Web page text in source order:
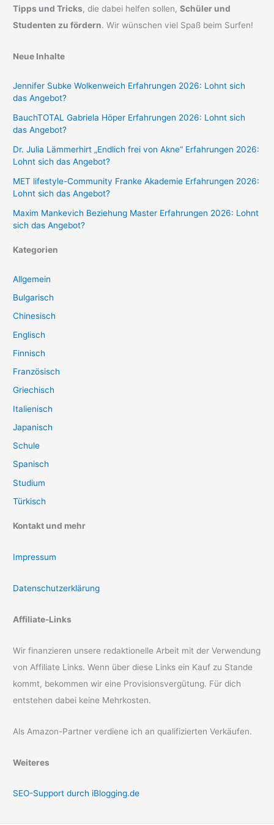
Tipps und Tricks, die dabei helfen sollen,Schüler und
Studenten zu fördern. Wir wünschen viel Spaß beim Surfen!
Neue Inhalte
Jennifer Subke Wolkenweich Erfahrungen 2026: Lohnt sich
das Angebot?
BauchTOTAL Gabriela Höper Erfahrungen 2026: Lohnt sich
das Angebot?
Dr. Julia Lämmerhirt „Endlich frei von Akne“ Erfahrungen 2026:
Lohnt sich das Angebot?
MET lifestyle-Community Franke Akademie Erfahrungen 2026:
Lohnt sich das Angebot?
Maxim Mankevich Beziehung Master Erfahrungen 2026: Lohnt
sich das Angebot?
Kategorien
Allgemein
Bulgarisch
Chinesisch
Englisch
Finnisch
Französisch
Griechisch
Italienisch
Japanisch
Schule
Spanisch
Studium
Türkisch
Kontakt und mehr
Impressum
Datenschutzerklärung
Affiliate-Links
Wir finanzieren unsere redaktionelle Arbeit mit der Verwendung
von Affiliate Links. Wenn über diese Links ein Kauf zu Stande
kommt, bekommen wir eine Provisionsvergütung. Für dich
entstehen dabei keine Mehrkosten.
Als Amazon-Partner verdiene ich an qualifizierten Verkäufen.
Weiteres
SEO-Support durch iBlogging.de